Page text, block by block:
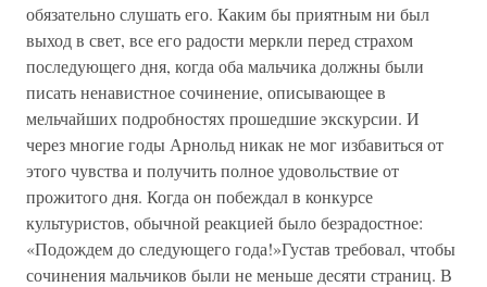
обязательно слушать его. Каким бы приятным ни был
выход в свет, все его радости меркли перед страхом
последующего дня, когда оба мальчика должны были
писать ненавистное сочинение, описывающее в
мельчайших подробностях прошедшие экскурсии. И
через многие годы Арнольд никак не мог избавиться от
этого чувства и получить полное удовольствие от
прожитого дня. Когда он побеждал в конкурсе
культуристов, обычной реакцией было безрадостное:
«Подождем до следующего года!»Густав требовал, чтобы
сочинения мальчиков были не меньше десяти страниц. В